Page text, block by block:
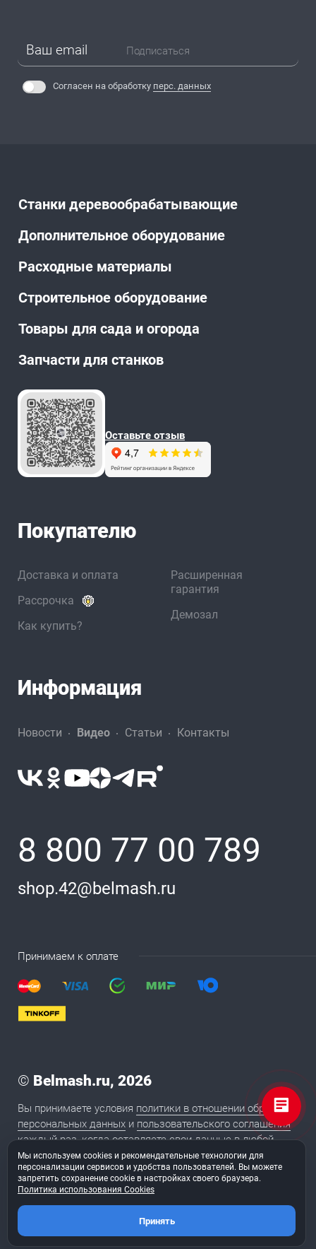
Станки деревообрабатывающие
Дополнительное оборудование
Расходные материалы
Строительное оборудование
Товары для сада и огорода
Запчасти для станков
Оставьте отзыв
Подписаться
Согласен на обработку перс. данных
Покупателю
Доставка и оплата
Рассрочка
Как купить?
Расширенная
гарантия
Демозал
Информация
Новости Видео Статьи Контакты
8 800 77 00 789
shop.42@belmash.ru
Принимаем к оплате
© Belmash.ru, 2026
Вы принимаете условия политики в отношении обработки
персональных данных и пользовательского соглашения
каждый раз, когда оставляете свои данные в любой
форме обратной связи на сайте BELMASH.RU
Сайт сделан в студии «ТуФингерс
Мы используем cookies и рекомендательные технологии для
персонализации сервисов и удобства пользователей. Вы можете
запретить сохранение cookie в настройках своего браузера.
Политика использования Cookies
Принять